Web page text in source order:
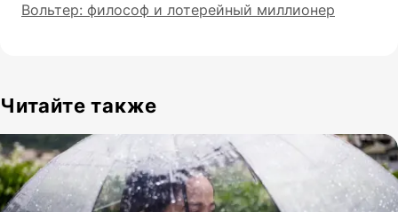
Вольтер: философ и лотерейный миллионер
Читайте также